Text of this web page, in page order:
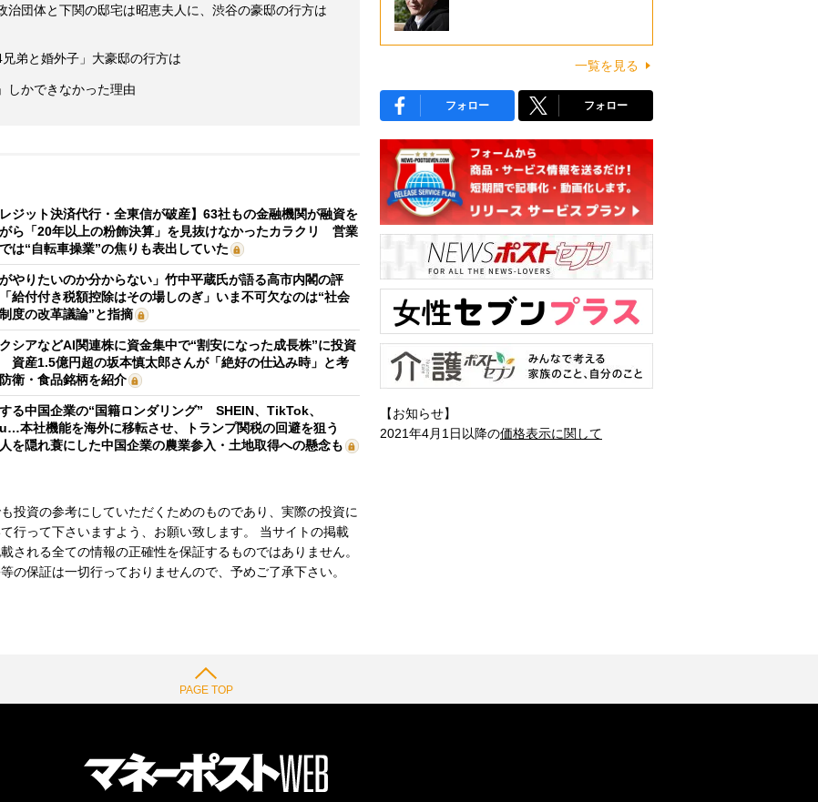
団体と下関の邸宅は昭恵夫人に、渋谷の豪邸の行方は
弟と婚外子」大豪邸の行方は
しかできなかった理由
レジット決済代行・全東信が破産】63社もの金融機関が融資を
ら「20年以上の粉飾決算」を見抜けなかったカラクリ 営業
は“自転車操業”の焦りも表出していた
がやりたいのか分からない」竹中平蔵氏が語る高市内閣の評
給付付き税額控除はその場しのぎ」いま不可欠なのは“社会
度の改革議論”と指摘
シアなどAI関連株に資金集中で“割安になった成長株”に投資
資産1.5億円超の坂本慎太郎さんが「絶好の仕込み時」と考
衛・食品銘柄を紹介
る中国企業の“国籍ロンダリング” SHEIN、TikTok、
本社機能を海外に移転させ、トランプ関税の回避を狙う
を隠れ蓑にした中国企業の農業参入・土地取得への懸念も
投資の参考にしていただくためのものであり、実際の投資に
行って下さいますよう、お願い致します。 当サイトの掲載
される全ての情報の正確性を保証するものではありません。
の保証は一切行っておりませんので、予めご了承下さい。
一覧を見る
フォロー フォロー
【お知らせ】
2021年4月1日以降の価格表示に関して
PAGE TOP